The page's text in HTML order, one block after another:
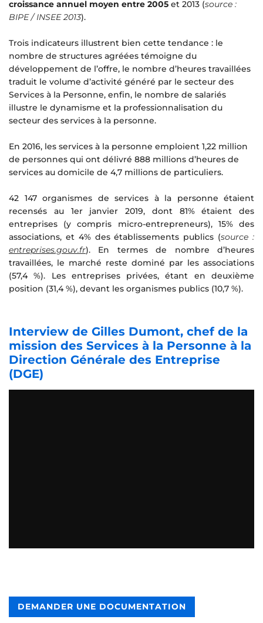
croissance annuel moyen entre 2005 et 2013 (source :
BIPE / INSEE 2013).
Trois indicateurs illustrent bien cette tendance : le
nombre de structures agréées témoigne du
développement de l’offre, le nombre d’heures travaillées
traduit le volume d’activité généré par le secteur des
Services à la Personne, enfin, le nombre de salariés
illustre le dynamisme et la professionnalisation du
secteur des services à la personne.
En 2016, les services à la personne emploient 1,22 million
de personnes qui ont délivré 888 millions d’heures de
services au domicile de 4,7 millions de particuliers.
42 147 organismes de services à la personne étaient
recensés au 1er janvier 2019, dont 81% étaient des
entreprises (y compris micro-entrepreneurs), 15% des
associations, et 4% des établissements publics (source :
entreprises.gouv.fr). En termes de nombre d’heures
travaillées, le marché reste dominé par les associations
(57,4 %). Les entreprises privées, étant en deuxième
position (31,4 %), devant les organismes publics (10,7 %).
Interview de Gilles Dumont, chef de la
mission des Services à la Personne à la
Direction Générale des Entreprise
(DGE)
DEMANDER UNE DOCUMENTATION